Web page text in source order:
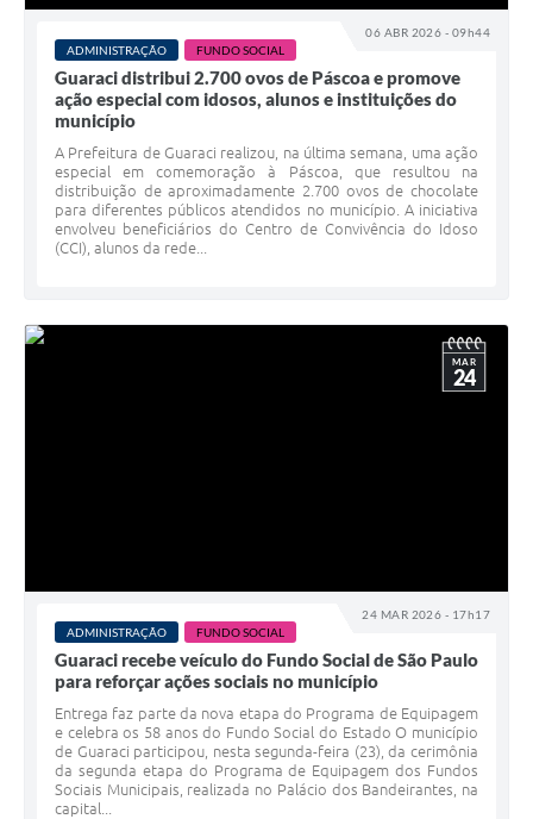
Carta de Serviços
Notícias
Turismo
Galeria de Vídeos
Contas Públicas
Contato
06 ABR 2026 - 09h44
ADMINISTRAÇÃO FUNDO SOCIAL
Guaraci distribui 2.700 ovos de Páscoa e promove
ação especial com idosos, alunos e instituições do
município
A Prefeitura de Guaraci realizou, na última semana, uma ação
especial em comemoração à Páscoa, que resultou na
distribuição de aproximadamente 2.700 ovos de chocolate
para diferentes públicos atendidos no município. A iniciativa
envolveu beneficiários do Centro de Convivência do Idoso
(CCI), alunos da rede...
24 MAR 2026 - 17h17
MAR
24
ADMINISTRAÇÃO FUNDO SOCIAL
Guaraci recebe veículo do Fundo Social de São Paulo
para reforçar ações sociais no município
Entrega faz parte da nova etapa do Programa de Equipagem
e celebra os 58 anos do Fundo Social do Estado O município
de Guaraci participou, nesta segunda-feira (23), da cerimônia
da segunda etapa do Programa de Equipagem dos Fundos
Sociais Municipais, realizada no Palácio dos Bandeirantes, na
capital...